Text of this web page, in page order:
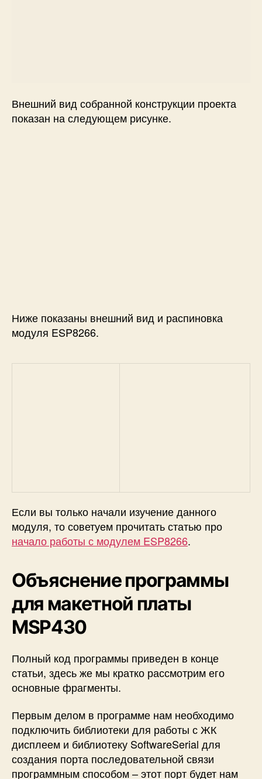
Внешний вид собранной конструкции проекта
показан на следующем рисунке.
Ниже показаны внешний вид и распиновка
модуля ESP8266.
Если вы только начали изучение данного
модуля, то советуем прочитать статью про
начало работы с модулем ESP8266.
Объяснение программы
для макетной платы
MSP430
Полный код программы приведен в конце
статьи, здесь же мы кратко рассмотрим его
основные фрагменты.
Первым делом в программе нам необходимо
подключить библиотеки для работы с ЖК
дисплеем и библиотеку SoftwareSerial для
создания порта последовательной связи
программным способом – этот порт будет нам